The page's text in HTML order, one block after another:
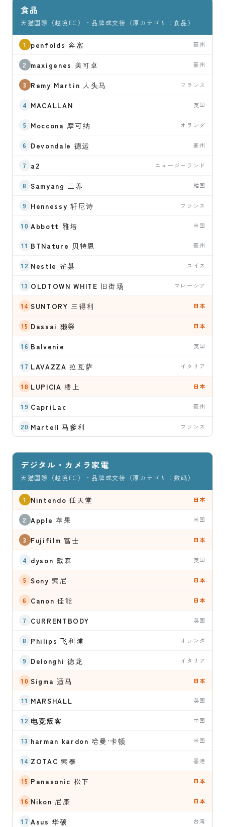
食品
天猫国際（越境EC）・品牌成交榜（原カテゴリ：食品）
penfolds 奔富 豪州
maxigenes 美可卓 豪州
Remy Martin 人头马 フランス
MACALLAN 英国
Moccona 摩可纳 オランダ
Devondale 德运 豪州
a2 ニュージーランド
Samyang 三养 韓国
Hennessy 轩尼诗 フランス
Abbott 雅培 米国
BTNature 贝特恩 豪州
Nestle 雀巢 スイス
OLDTOWN WHITE 旧街场 マレーシア
SUNTORY 三得利 日本
Dassai 獭祭 日本
Balvenie 英国
LAVAZZA 拉瓦萨 イタリア
LUPICIA 楼上 日本
CapriLac 豪州
Martell 马爹利 フランス
デジタル・カメラ家電
天猫国際（越境EC）・品牌成交榜（原カテゴリ：数码）
Nintendo 任天堂 日本
Apple 苹果 米国
Fujifilm 富士 日本
dyson 戴森 英国
Sony 索尼 日本
Canon 佳能 日本
CURRENTBODY 英国
Philips 飞利浦 オランダ
Delonghi 德龙 イタリア
Sigma 适马 日本
MARSHALL 英国
电竞叛客 中国
harman kardon 哈曼·卡顿 米国
ZOTAC 索泰 香港
Panasonic 松下 日本
Nikon 尼康 日本
Asus 华硕 台湾